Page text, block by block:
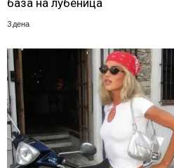
база на лубеница
3 дена